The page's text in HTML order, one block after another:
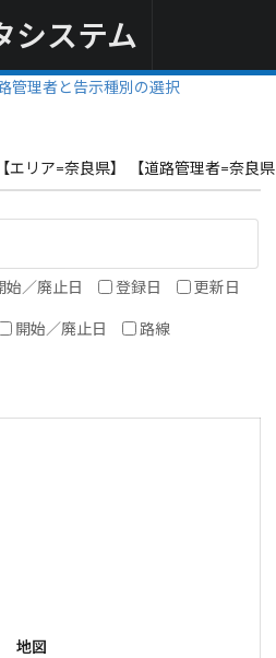
システム
管理者と告示種別の選択
【エリア=奈良県】 【道路管理者=奈良
始／廃止日 登録日 更新日
開始／廃止日 路線
地図